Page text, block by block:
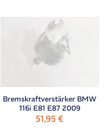
Bremskraftverstärker BMW
116i E81 E87 2009
51,95€